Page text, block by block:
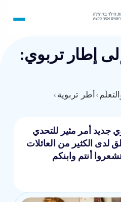
إطار تربوي:
›أطر تربوية ›
جديد أمر مثير للتحدي
لدى الكثير من العائلات
أنتم وابنكم